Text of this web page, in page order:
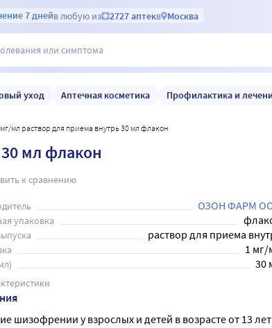
7 днейв любую из 2727 аптекв Москва
уход Аптечная косметика Профилактика и
мг/мл раствор для приема внутрь 30 мл флакон
мл флакон
к сравнению
ОЗОН ФАРМ
упаковка
раствор для приема
1 мг/
30
шизофрении у взрослых и детей в возрасте от 13